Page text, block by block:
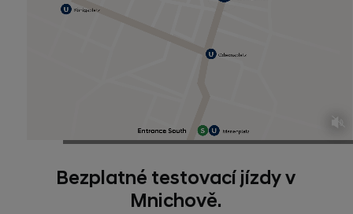
Bezplatné testovací jízdy v
Mnichově.